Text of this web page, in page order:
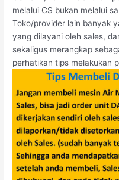
melalui CS bukan melalui
Toko/provider lain banyak
yang dilayani oleh sales,
sekaligus merangkap
perhatikan tips melakukan